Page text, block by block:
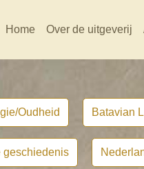
Home Over de uitgeverij
Oudheid Batavian
geschiedenis